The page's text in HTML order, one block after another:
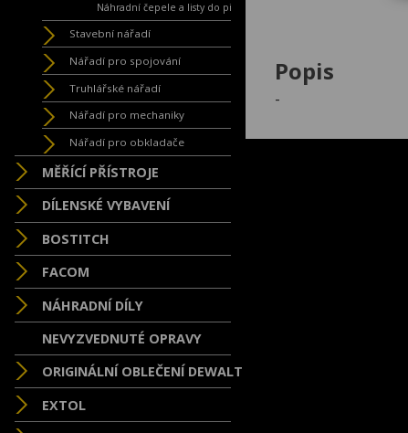
Náhradní čepele a listy do pil
Stavební nářadí
Nářadí pro spojování
Truhlářské nářadí
Nářadí pro mechaniky
Nářadí pro obkladače
MĚŘÍCÍ PŘÍSTROJE
DÍLENSKÉ VYBAVENÍ
BOSTITCH
FACOM
NÁHRADNÍ DÍLY
NEVYZVEDNUTÉ OPRAVY
ORIGINÁLNÍ OBLEČENÍ DEWALT
EXTOL
Popis
-